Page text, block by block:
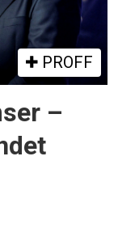
PROFF
–